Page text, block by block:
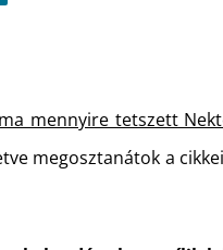
mennyire tetszett
megosztanátok a